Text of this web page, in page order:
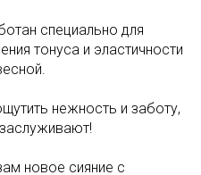
специально для
тонуса и эластичности
нежность и заботу,
новое сияние с